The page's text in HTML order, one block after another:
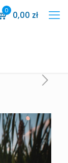
0 0,00 zł